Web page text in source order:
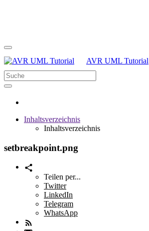
AVR UML Tutorial
Inhaltsverzeichnis
Inhaltsverzeichnis
setbreakpoint.png
Teilen per...
Twitter
LinkedIn
Telegram
WhatsApp